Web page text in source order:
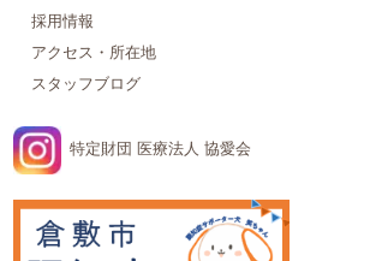
採用情報
アクセス・所在地
スタッフブログ
特定財団 医療法人 協愛会